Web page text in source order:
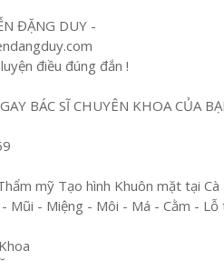
ĐẶNG DUY -
điều đúng đắn !
BÁC SĨ CHUYÊN KHOA CỦA
mỹ Tạo hình Khuôn mặt tại Cà
Mũi - Miệng - Môi - Má - Cằm - Lỗ